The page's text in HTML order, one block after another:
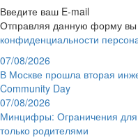
Введите ваш E-mail
Отправляя данную форму вы
конфиденциальности
07/08/2026
В Москве прошла вторая
Community Day
07/08/2026
Минцифры: Ограничения для
только родителями